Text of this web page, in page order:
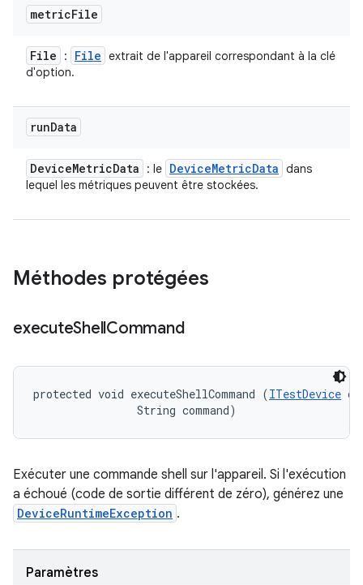
metricFile
File : File extrait de l'appareil correspondant à la clé
d'option.
runData
DeviceMetricData : le DeviceMetricData dans
lequel les métriques peuvent être stockées.
Méthodes protégées
executeShellCommand
protected void executeShellCommand (ITestDevice
                String command)
Exécuter une commande shell sur l'appareil. Si l'exécution
a échoué (code de sortie différent de zéro), générez une
DeviceRuntimeException .
Paramètres